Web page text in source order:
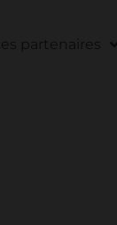
partenaires